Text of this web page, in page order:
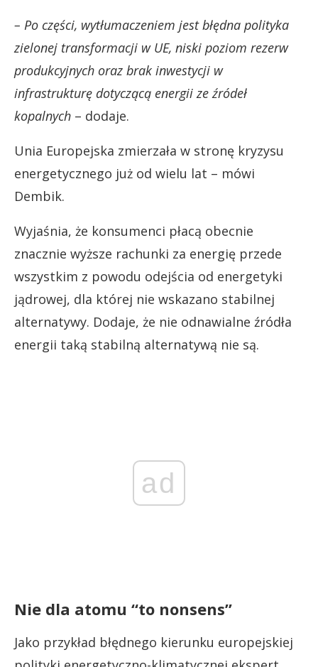
– Po części, wytłumaczeniem jest błędna polityka
zielonej transformacji w UE, niski poziom rezerw
produkcyjnych oraz brak inwestycji w
infrastrukturę dotyczącą energii ze źródeł
kopalnych – dodaje.
Unia Europejska zmierzała w stronę kryzysu
energetycznego już od wielu lat – mówi
Dembik.
Wyjaśnia, że konsumenci płacą obecnie
znacznie wyższe rachunki za energię przede
wszystkim z powodu odejścia od energetyki
jądrowej, dla której nie wskazano stabilnej
alternatywy. Dodaje, że nie odnawialne źródła
energii taką stabilną alternatywą nie są.
ad
Nie dla atomu “to nonsens”
Jako przykład błędnego kierunku europejskiej